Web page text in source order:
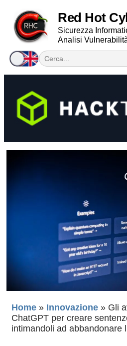
Red Hot
Sicurezza
Analisi
Home » Innovazione » Gli
ChatGPT per creare
intimandoli ad abbandonare